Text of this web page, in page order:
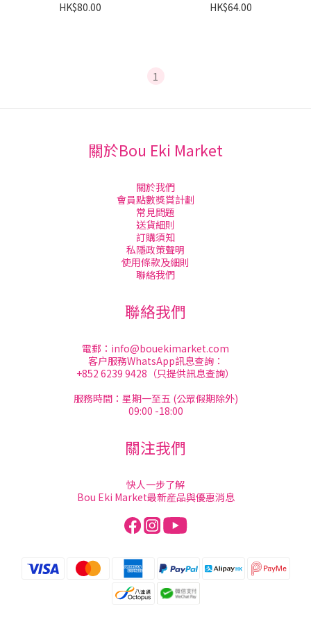
HK$80.00
HK$64.00
1
關於Bou Eki Market
關於我們
會員點數獎賞計劃
常見問題
送貨細則
訂購須知
私隱政策聲明
使用條款及細則
聯絡我們
聯絡我們
電郵： info@bouekimarket.com
客户服務WhatsApp訊息查詢：
+852 6239 9428（只提供訊息查詢）
服務時間：星期一至五 (公眾假期除外)
09:00 -18:00
關注我們
快人一步了解
Bou Eki Market最新産品與優惠消息